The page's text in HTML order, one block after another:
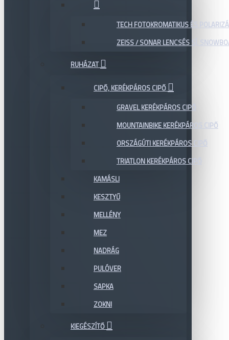
TECH FOTOKROMATIKUS ÉS
ZEISS / SONAR LENCSÉS SÍ,
RUHÁZAT
CIPŐ, KERÉKPÁROS CIPŐ
GRAVEL KERÉKPÁROS CIPŐ
MOUNTAINBIKE KERÉKPÁROS CIPŐ
ORSZÁGÚTI KERÉKPÁROS CIPŐ
TRIATLON KERÉKPÁROS CIPŐ
KAMÁSLI
KESZTYŰ
MELLÉNY
MEZ
NADRÁG
PULÓVER
SAPKA
ZOKNI
KIEGÉSZÍTŐ